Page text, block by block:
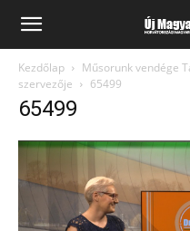
Kezdőlap
Műsorunk vendége
szervezője
65499
65499